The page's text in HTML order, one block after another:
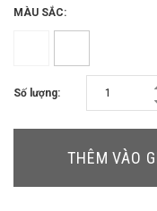
MÀU SẮC:
Số lượng:
THÊM VÀO